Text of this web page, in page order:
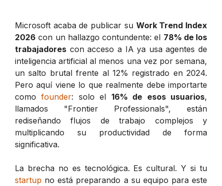
Microsoft acaba de publicar su Work Trend Index
2026 con un hallazgo contundente: el 78% de los
trabajadores con acceso a IA ya usa agentes de
inteligencia artificial al menos una vez por semana,
un salto brutal frente al 12% registrado en 2024.
Pero aquí viene lo que realmente debe importarte
comofounder: solo el 16% de esos usuarios,
llamados "Frontier Professionals", están
rediseñando flujos de trabajo complejos y
multiplicando su productividad de forma
significativa.
La brecha no es tecnológica. Es cultural. Y si tu
startup no está preparando a su equipo para este